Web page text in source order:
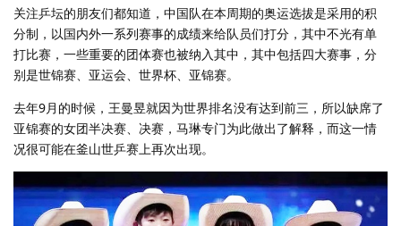
关注乒坛的朋友们都知道，中国队在本周期的奥运选拔是采用的积
分制，以国内外一系列赛事的成绩来给队员们打分，其中不光有单
打比赛，一些重要的团体赛也被纳入其中，其中包括四大赛事，分
别是世锦赛、亚运会、世界杯、亚锦赛。
去年9月的时候，王曼昱就因为世界排名没有达到前三，所以缺席了
亚锦赛的女团半决赛、决赛，马琳专门为此做出了解释，而这一情
况很可能在釜山世乒赛上再次出现。